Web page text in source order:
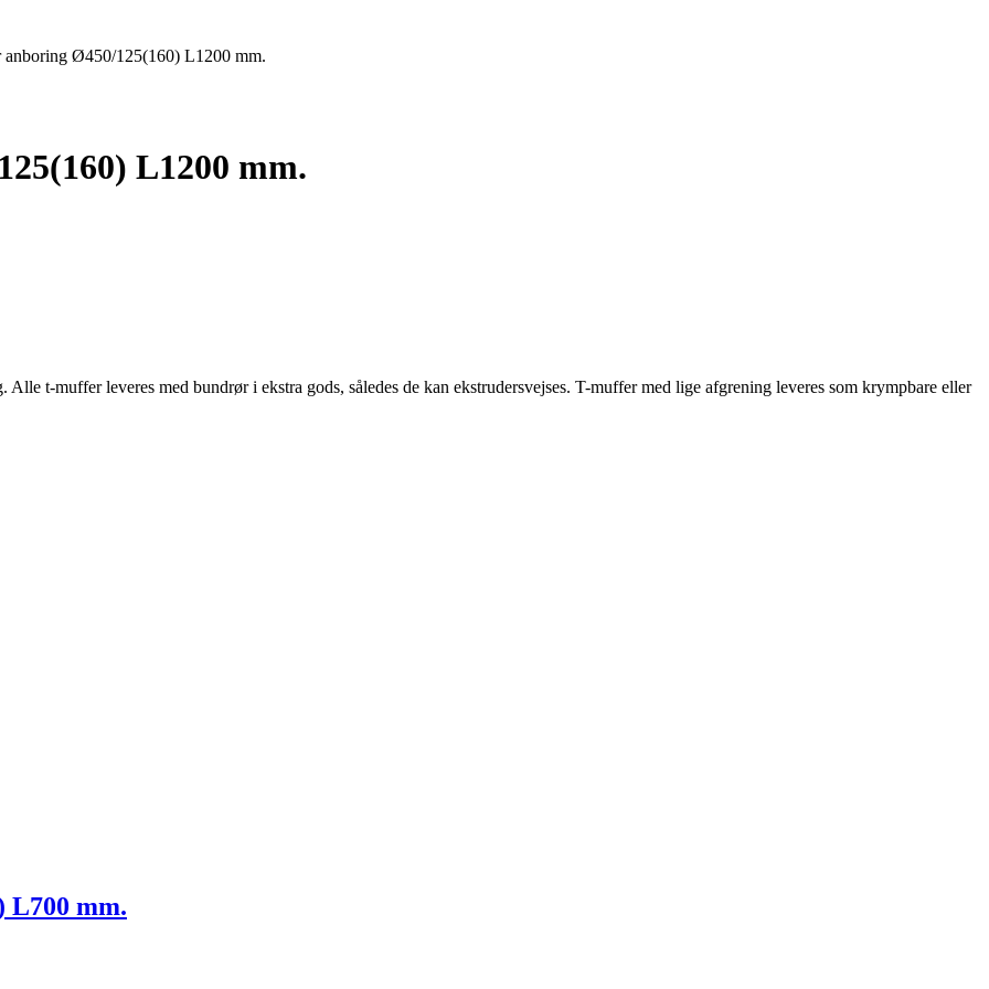
Ø450/125(160) L1200 mm.
L1200 mm.
t-muffer leveres med bundrør i ekstra gods, således de kan ekstrudersvejses. T-muffer med lige afgrening leveres som krympbare eller
L700 mm.